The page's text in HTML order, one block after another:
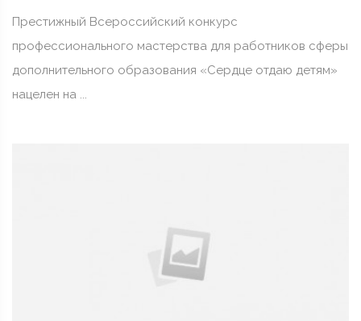
Престижный Всероссийский конкурс
профессионального мастерства для работников сферы
дополнительного образования «Сердце отдаю детям»
нацелен на ...